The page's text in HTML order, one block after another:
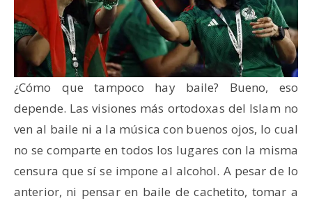
¿Cómo que tampoco hay baile? Bueno, eso
depende. Las visiones más ortodoxas del Islam no
ven al baile ni a la música con buenos ojos, lo cual
no se comparte en todos los lugares con la misma
censura que sí se impone al alcohol. A pesar de lo
anterior, ni pensar en baile de cachetito, tomar a